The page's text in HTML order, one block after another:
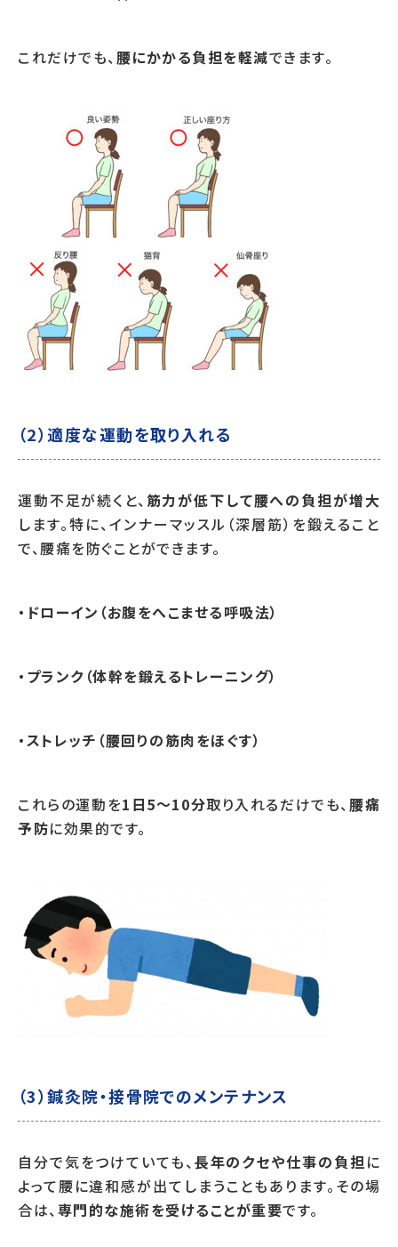
これだけでも、腰にかかる負担を軽減できます。
（2）適度な運動を取り入れる
運動不足が続くと、筋力が低下して腰への負担が増大
します。特に、インナーマッスル（深層筋）を鍛えること
で、腰痛を防ぐことができます。
・ドローイン（お腹をへこませる呼吸法）
・プランク（体幹を鍛えるトレーニング）
・ストレッチ（腰回りの筋肉をほぐす）
これらの運動を1日5～10分取り入れるだけでも、腰痛
予防に効果的です。
（3）鍼灸院・接骨院でのメンテナンス
自分で気をつけていても、長年のクセや仕事の負担に
よって腰に違和感が出てしまうこともあります。その場
合は、専門的な施術を受けることが重要です。